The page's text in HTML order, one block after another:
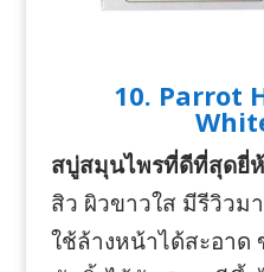
10. Parrot
สบู่สมุนไพรที่ดีที่สุดยี่
สิว ผิวขาวใส มีรีวิวม
ใช้ล้างหน้าได้สะอา